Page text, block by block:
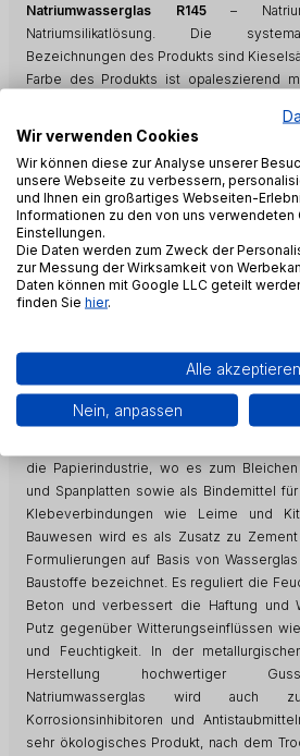
Natriumwasserglas R145–
Natriumsilikatlösung. Die
Bezeichnungen des Produkts sind
Farbe des Produkts ist opaleszierend
wird durch viele Parameter wie
bestimmen die Qualität des
Anwendungsmöglichkeiten.
Anwendungsspektrum in der chemischen
und im Bauwesen. Aufgrund seiner guten
zur Herstellung von Haushaltschemikalien
und Geschirrspülmitteln verwendet. Bei
wird es zur Reinigung von
Kesselsteinablagerungen verursachen.
zur Vorbereitung und Imprägnierung
verwendet, um eine feuerfeste
Wasserglas imprägniertes Holz hält dem
die Papierindustrie, wo es zum
und Spanplatten sowie als Bindemittel
Klebeverbindungen wie Leime und
Bauwesen wird es als Zusatz zu
Formulierungen auf Basis von
Baustoffe bezeichnet. Es reguliert die
Beton und verbessert die Haftung und
Putz gegenüber Witterungseinflüssen
und Feuchtigkeit. In der
Herstellung hochwertiger
Natriumwasserglas wird auch
Korrosionsinhibitoren und
sehr ökologisches Produkt, nach dem
Wir verwenden Cookies
Wir können diese zur Analyse unserer
unsere Webseite zu verbessern,
und Ihnen ein großartiges Webseiten-
Informationen zu den von uns
Einstellungen.
Die Daten werden zum Zweck der
zur Messung der Wirksamkeit von
Daten können mit Google LLC geteilt
finden Sie hier.
Alle akzeptieren
Nein, anpassen